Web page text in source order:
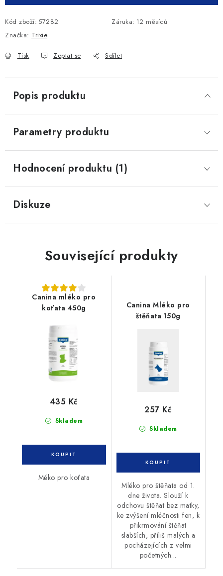
Kód zboží: 57282 Záruka: 12 měsíců
Značka: Trixie
Tisk Zeptat se Sdílet
Popis produktu
Parametry produktu
Hodnocení produktu (1)
Diskuze
Související produkty
Canina mléko pro
koťata 450g
Skladem
435 Kč
Méko pro koťata
Canina Mléko pro
štěňata 150g
Skladem
257 Kč
Mléko pro štěňata od 1.
dne života. Slouží k
odchovu štěňat bez matky,
ke zvýšení mléčnosti fen, k
přikrmování štěňat
slabších, příliš malých a
pocházejících z velmi
početných...